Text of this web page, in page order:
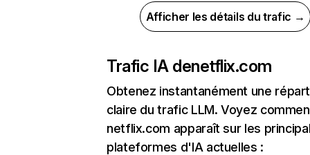
Afficher les détails du trafic →
Trafic IA denetflix.com
Obtenez instantanément une
claire du trafic LLM. Voyez
netflix.com apparaît sur les
plateformes d'IA actuelles :